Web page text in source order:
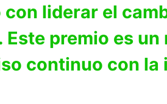
liderar el
premio es
continuo con